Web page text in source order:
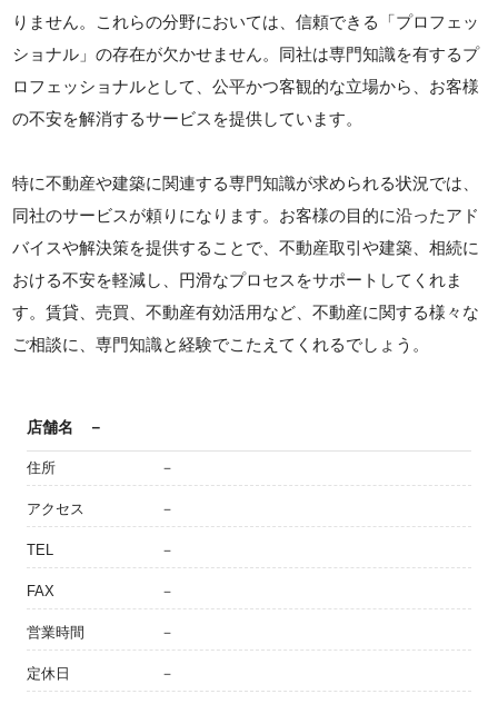
りません。これらの分野においては、信頼できる「プロフェッ
ショナル」の存在が欠かせません。同社は専門知識を有するプ
ロフェッショナルとして、公平かつ客観的な立場から、お客様
の不安を解消するサービスを提供しています。
特に不動産や建築に関連する専門知識が求められる状況では、
同社のサービスが頼りになります。お客様の目的に沿ったアド
バイスや解決策を提供することで、不動産取引や建築、相続に
おける不安を軽減し、円滑なプロセスをサポートしてくれま
す。賃貸、売買、不動産有効活用など、不動産に関する様々な
ご相談に、専門知識と経験でこたえてくれるでしょう。
店舗名 －
住所 －
アクセス －
TEL －
FAX －
営業時間 －
定休日 －